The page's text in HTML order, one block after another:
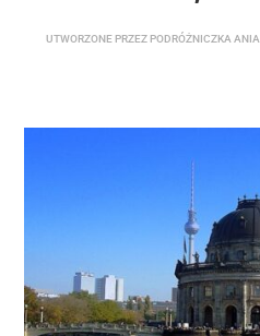
UTWORZONE PRZEZ PODRÓŻNICZKA ANIA